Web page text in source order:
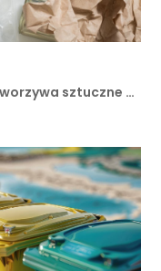
sztuczne …